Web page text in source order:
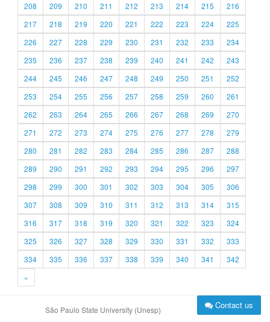
208
209 210 211 212 213 214 215
216
217
218 219 220 221 222 223 224
225
226
227 228 229 230 231 232 233
234
235
236 237 238 239 240 241 242
243
244
245 246 247 248 249 250 251
252
253
254 255 256 257 258 259 260
261
262
263 264 265 266 267 268 269
270
271
272 273 274 275 276 277 278
279
280
281 282 283 284 285 286 287
288
289
290 291 292 293 294 295 296
297
298
299 300 301 302 303 304 305
306
307
308 309 310 311 312 313 314
315
316
317 318 319 320 321 322 323
324
325
326 327 328 329 330 331 332
333
334
335 336 337 338 339 340 341
342
»
São Paulo State University (Unesp) Contact us